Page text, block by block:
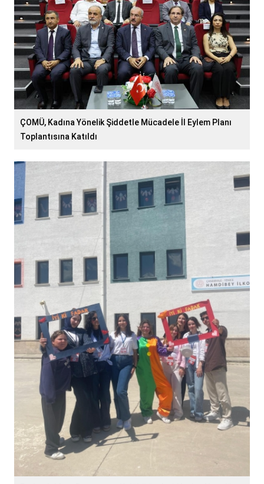
ÇOMÜ, Kadına Yönelik Şiddetle Mücadele İl Eylem Planı
Toplantısına Katıldı